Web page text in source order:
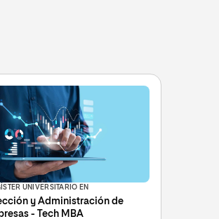
UNIVERSITARIO EN
y Administración de
- Tech MBA